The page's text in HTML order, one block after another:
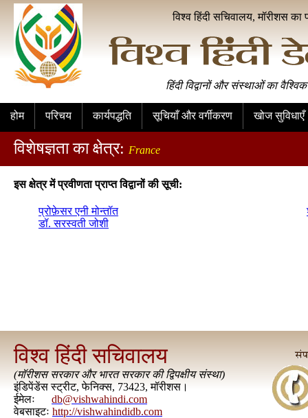
विश्व हिंदी सचिवालय, मॉरीशस का
हिंदी विद्वानों और संस्थाओं का
होम परिचय कार्यपद्धति सूचियाँ और वर्गीकरण खोज सुविधाएँ
विशेषज्ञता का क्षेत्र: France
इस क्षेत्र में प्रवीणता प्राप्त विद्वानों की सूची:
प्रोफ़ेसर एनी मोन्तॉत
डॉ. सरस्वती जोशी
विश्व हिंदी सचिवालय
(मॉरीशस सरकार और भारत सरकार की द्विपक्षीय संस्था)
इंडिपेंडेंस स्ट्रीट, फेनिक्स, 73423, मॉरीशस।
ईमेलः
db@vishwahindi.com
वेबसाइटः http://vishwahindidb.com